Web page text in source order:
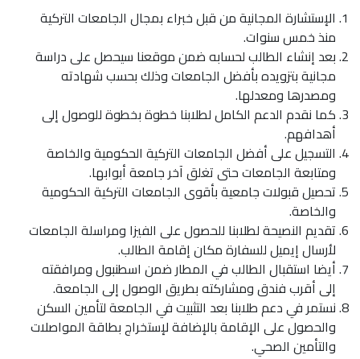
الإستشارة المجانية من قبل خبراء بمجال الجامعات التركية
منذ خمس سنوات.
بعد إنشاء الطالب لحسابه ضمن موقعنا سيحصل على دراسة
مجانية بتزويده بأفضل الجامعات وذلك بحسب شهادته
ومصدرها ومعدلها.
كما نقدم الدعم الكامل لطلابنا خطوة بخطوة للوصول إلى
أهدافهم.
التسجيل على أفضل الجامعات التركية الحكومية والخاصة
ومتابعة الجامعات حتى تغلق آخر جامعة أبوابها.
تحصيل قبولات جامعية بأقوى الجامعات التركية الحكومية
والخاصة.
تقديم النصيحة لطلابنا للحصول على الفيزا ومراسلة الجامعات
لأرسال إيميل للسفارة مكان إقامة الطالب.
أيضا استقبال الطالب في المطار ضمن اسطنبول ومرافقته
إلى أقرب فندق ومشاركته بطريق الوصول إلى الجامعة.
نستمر في دعم طلابنا بعد التثبيت في الجامعة لتأمين السكن
والحصول على الإقامة بالإضافة لإستخراج بطاقة المواصلات
والتأمين الصحي.